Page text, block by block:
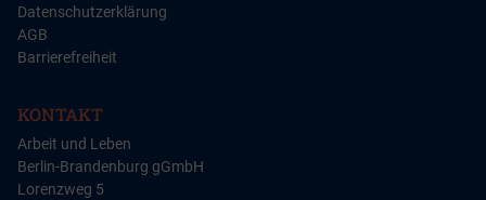
Datenschutzerklärung
AGB
Barrierefreiheit
KONTAKT
Arbeit und Leben
Berlin-Brandenburg gGmbH
Lorenzweg 5